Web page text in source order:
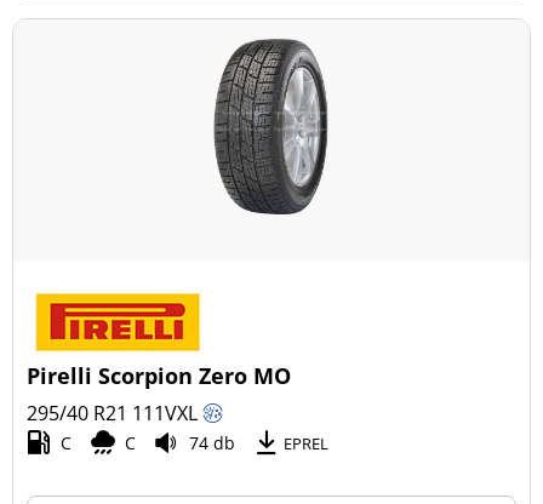
Pirelli Scorpion Zero MO
295/40 R21 111VXL
C C 74 db EPREL